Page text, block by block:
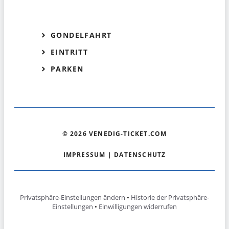
GONDELFAHRT
EINTRITT
PARKEN
© 2026 VENEDIG-TICKET.COM
IMPRESSUM | DATENSCHUTZ
Privatsphäre-Einstellungen ändern • Historie der Privatsphäre-
Einstellungen • Einwilligungen widerrufen